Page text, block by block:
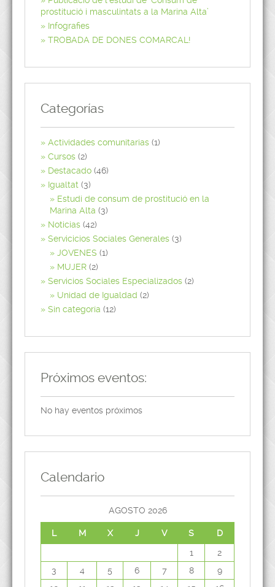
prostitució i masculintats a la Marina Alta’
Infografies
TROBADA DE DONES COMARCAL!
Categorías
Actividades comunitarias (1)
Cursos (2)
Destacado (46)
Igualtat (3)
Estudi de consum de prostitució en la
Marina Alta (3)
Noticias (42)
Servicicios Sociales Generales (3)
JOVENES (1)
MUJER (2)
Servicios Sociales Especializados (2)
Unidad de Igualdad (2)
Sin categoría (12)
Próximos eventos:
No hay eventos próximos
Calendario
AGOSTO 2026
L M X J V S D
1
2
3
4 5 6 7 8
9